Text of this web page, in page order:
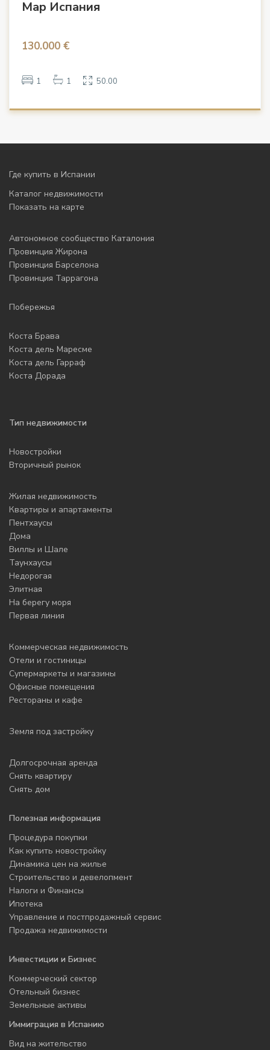
Мар Испания
130.000 €
1 1 50.00
Где купить в Испании
Каталог недвижимости
Показать на карте
Автономное сообщество Каталония
Провинция Жирона
Провинция Барселона
Провинция Таррагона
Побережья
Коста Брава
Коста дель Маресме
Коста дель Гарраф
Коста Дорада
Тип недвижимости
Новостройки
Вторичный рынок
Жилая недвижимость
Квартиры и апартаменты
Пентхаусы
Дома
Виллы и Шале
Таунхаусы
Недорогая
Элитная
На берегу моря
Первая линия
Коммерческая недвижимость
Отели и гостиницы
Супермаркеты и магазины
Офисные помещения
Рестораны и кафе
Земля под застройку
Долгосрочная аренда
Снять квартиру
Снять дом
Полезная информация
Процедура покупки
Как купить новостройку
Динамика цен на жилье
Строительство и девелопмент
Налоги и Финансы
Ипотека
Управление и постпродажный сервис
Продажа недвижимости
Инвестиции и Бизнес
Коммерческий сектор
Отельный бизнес
Земельные активы
Иммиграция в Испанию
Вид на жительство